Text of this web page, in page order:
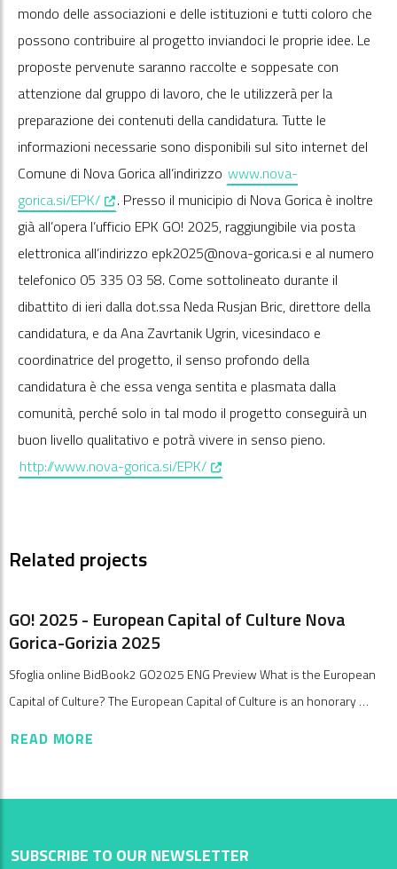
mondo delle associazioni e delle istituzioni e tutti coloro che
possono contribuire al progetto inviandoci le proprie idee. Le
proposte pervenute saranno raccolte e soppesate con
attenzione dal gruppo di lavoro, che le utilizzerà per la
preparazione dei contenuti della candidatura. Tutte le
informazioni necessarie sono disponibili sul sito internet del
Comune di Nova Gorica all’indirizzo www.nova-
gorica.si/EPK/, opens in a new window
. Presso il municipio di Nova Gorica è inoltre
già all’opera l’ufficio EPK GO! 2025, raggiungibile via posta
elettronica all’indirizzo epk2025@nova-gorica.si e al numero
telefonico 05 335 03 58. Come sottolineato durante il
dibattito di ieri dalla dot.ssa Neda Rusjan Bric, direttore della
candidatura, e da Ana Zavrtanik Ugrin, vicesindaco e
coordinatrice del progetto, il senso profondo della
candidatura è che essa venga sentita e plasmata dalla
comunità, perché solo in tal modo il progetto conseguirà un
buon livello qualitativo e potrà vivere in senso pieno.
http://www.nova-gorica.si/EPK/, opens in a new window
Related projects
GO! 2025 - European Capital of Culture Nova
Gorica-Gorizia 2025
Sfoglia online BidBook2 GO2025 ENG Preview What is the European
Capital of Culture? The European Capital of Culture is an honorary …
READ MORE
SUBSCRIBE TO OUR NEWSLETTER